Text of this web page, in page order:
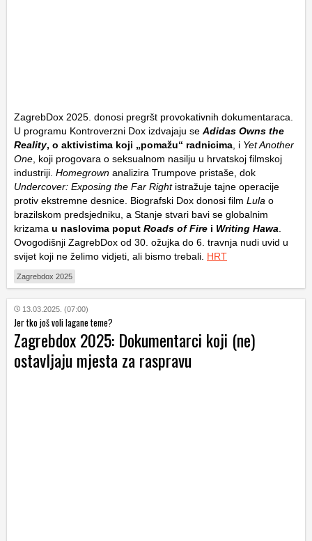
ZagrebDox 2025. donosi pregršt provokativnih dokumentaraca.
U programu Kontroverzni Dox izdvajaju se Adidas Owns the
Reality, o aktivistima koji „pomažu“ radnicima, i Yet Another
One, koji progovara o seksualnom nasilju u hrvatskoj filmskoj
industriji. Homegrown analizira Trumpove pristaše, dok
Undercover: Exposing the Far Rightistražuje tajne operacije
protiv ekstremne desnice. Biografski Dox donosi film Lula o
brazilskom predsjedniku, a Stanje stvari bavi se globalnim
krizama u naslovima poput Roads of Fire i Writing Hawa.
Ovogodišnji ZagrebDox od 30. ožujka do 6. travnja nudi uvid u
svijet koji ne želimo vidjeti, ali bismo trebali. HRT
Zagrebdox 2025
13.03.2025. (07:00)
Jer tko još voli lagane teme?
Zagrebdox 2025: Dokumentarci koji (ne)
ostavljaju mjesta za raspravu